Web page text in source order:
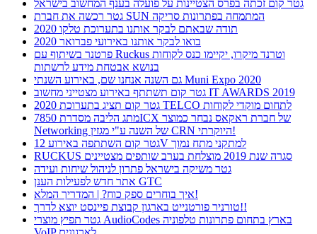
גטר קום זכתה בפרס הצטיינות על פועלה בענף המחשוב בישראל
גטר רכשה את חברת SUN המתמחה בפתרונות סריקה
תודה שבאתם לבקר אותנו בתערוכת טלקו 2020
בואו לבקר אותנו באירועי פברואר 2020
פרטנר בשיתוף עם Ruckus וטרנד מיקרו, יקיימו כנס לקוחות
בנושא אבטחת מידע לרשתות
גם השנה אנחנו שם, באירוע השנתי Muni Expo 2020
גטר קום תשתתף באירוע מצטייני מחשוב IT AWARDS 2019
גטר קום תציג בתערוכת 2020 TELCO לתחום מוקדי לקוחות
מתג הליבה מסדרת 7850ICX של חברת ראקאס נבחר כמוצר
Networking של השנה ע"י מגזין CRN היוקרתי!
גטר קום השתתפה באירוע 12V למתקני מתח נמוך
RUCKUS סגרה שנת 2019 מוצלחת בערב שותפים מצטיינים
גטר משיקה בישראל פתרון לניהול שיחות ועידה
אתר חדש לפעילות הענן GTC
איך בוחרים ספק כוח? | המדריך המלא!
טורניר פורטנייט בארגון קבוצת פיינסט יוצא לדרך!!
גטר תפיץ מוצרי AudioCodes בארץ בתחום פתרונות טלפוניה